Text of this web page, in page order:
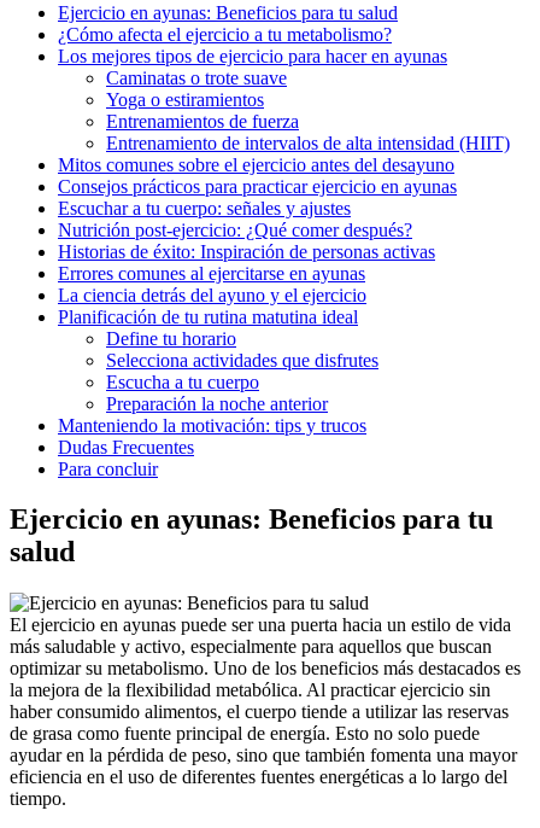
Ejercicio en ayunas: Beneficios para tu salud
¿Cómo afecta el ejercicio a tu metabolismo?
Los mejores tipos de ejercicio para hacer en ayunas
Caminatas o trote suave
Yoga o estiramientos
Entrenamientos de fuerza
Entrenamiento de intervalos de alta intensidad (HIIT)
Mitos comunes sobre el ejercicio antes del desayuno
Consejos prácticos para practicar ejercicio en ayunas
Escuchar a tu cuerpo: señales y ajustes
Nutrición post-ejercicio: ¿Qué comer después?
Historias de éxito: Inspiración de personas activas
Errores comunes al ejercitarse en ayunas
La ciencia detrás del ayuno y el ejercicio
Planificación de tu rutina matutina ideal
Define tu horario
Selecciona actividades que disfrutes
Escucha a tu cuerpo
Preparación la noche anterior
Manteniendo la motivación: tips y trucos
Dudas Frecuentes
Para concluir
Ejercicio en ayunas: Beneficios para tu
salud
El ejercicio en ayunas puede ser una puerta hacia un estilo de vida
más saludable y activo, especialmente para aquellos que buscan
optimizar su metabolismo. Uno de los beneficios más destacados es
la mejora de la flexibilidad metabólica. Al practicar ejercicio sin
haber consumido alimentos, el cuerpo tiende a utilizar las reservas
de grasa como fuente principal de energía. Esto no solo puede
ayudar en la pérdida de peso, sino que también fomenta una mayor
eficiencia en el uso de diferentes fuentes energéticas a lo largo del
tiempo.